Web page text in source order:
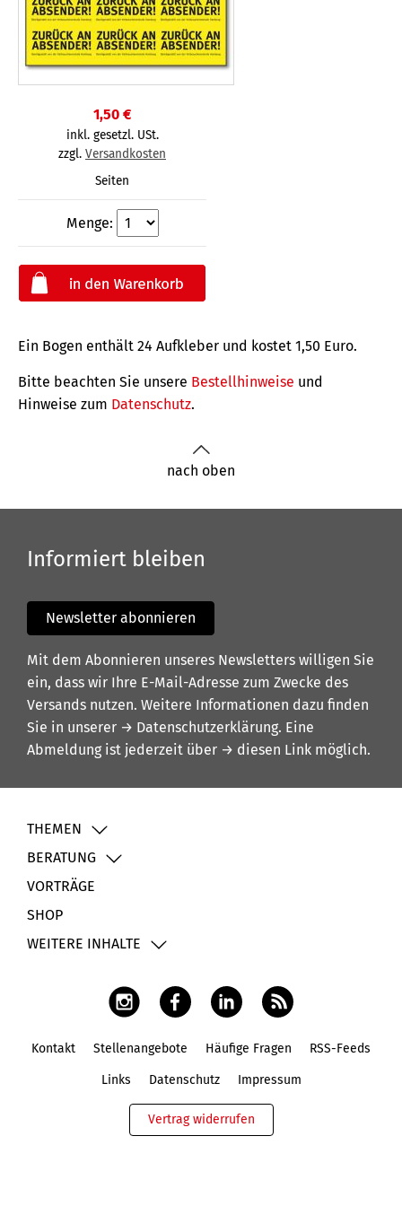
1,50 €
inkl. gesetzl. USt.
zzgl. Versandkosten
Seiten
Menge:
Ein Bogen enthält 24 Aufkleber und kostet 1,50 Euro.
Bitte beachten Sie unsere Bestellhinweise und
Hinweise zum Datenschutz.
nach oben
Informiert bleiben
Newsletter abonnieren
Mit dem Abonnieren unseres Newsletters willigen Sie
ein, dass wir Ihre E-Mail-Adresse zum Zwecke des
Versands nutzen. Weitere Informationen dazu finden
Sie in unserer → Datenschutzerklärung. Eine
Abmeldung ist jederzeit über → diesen Link möglich.
THEMEN
BERATUNG
VORTRÄGE
SHOP
WEITERE INHALTE
Kontakt Stellenangebote Häufige Fragen RSS-Feeds
Links Datenschutz Impressum
Vertrag widerrufen